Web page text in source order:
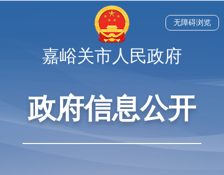
嘉峪关市人民政府
政府信息公开
无障碍浏览